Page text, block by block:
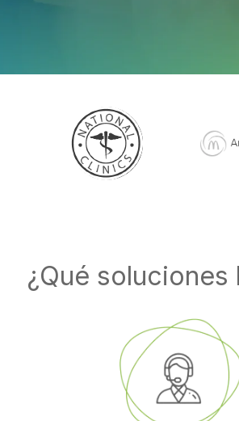
¿Qué soluciones